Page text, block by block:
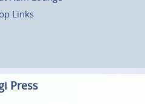
Links
Press